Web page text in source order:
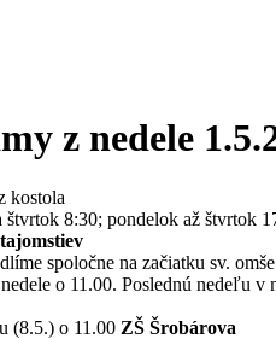
z nedele
kostola
štvrtok 8:30; pondelok až štvrtok
spoločne na začiatku sv.
o 11.00. Poslednú nedeľu
(8.5.) o 11.00 ZŠ Šrobárova